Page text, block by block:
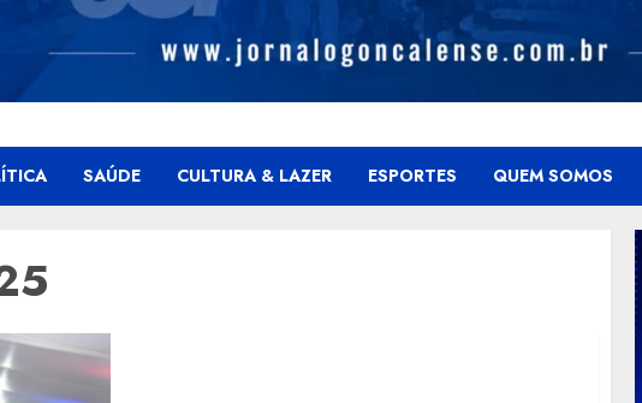
SAÚDE CULTURA & LAZER ESPORTES QUEM SOMOS